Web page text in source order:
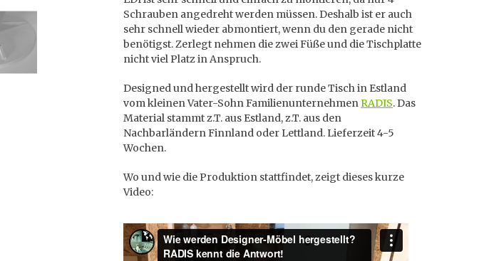
Schrauben angedreht werden müssen. Deshalb ist er auch
sehr schnell wieder abmontiert, wenn du den gerade nicht
benötigst. Zerlegt nehmen die zwei Füße und die Tischplatte
nicht viel Platz in Anspruch.
Designed und hergestellt wird der runde Tisch in Estland
vom kleinen Vater-Sohn FamilienunternehmenRADIS. Das
Material stammt z.T. aus Estland, z.T. aus den
Nachbarländern Finnland oder Lettland. Lieferzeit 4-5
Wochen.
Wo und wie die Produktion stattfindet, zeigt dieses kurze
Video: